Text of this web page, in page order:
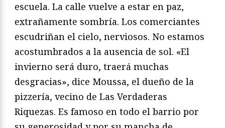
escuela. La calle vuelve a estar en paz,
extrañamente sombría. Los comerciantes
escudriñan el cielo, nerviosos. No estamos
acostumbrados a la ausencia de sol. «El
invierno será duro, traerá muchas
desgracias», dice Moussa, el dueño de la
pizzería, vecino de Las Verdaderas
Riquezas. Es famoso en todo el barrio por